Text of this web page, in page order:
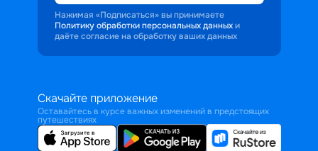
Нажимая «Подписаться» вы принимаете
Политику обработки персональных данных и
даёте согласие на обработку ваших данных
Скачайте приложение
Оставайтесь в курсе важных изменений в предстоящих
путешествиях